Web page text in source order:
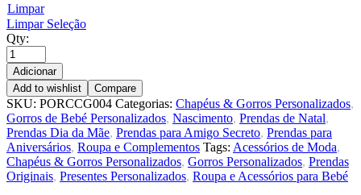
Limpar
Limpar Seleção
Qty:
Adicionar
Add to wishlist
Compare
SKU: PORCCG004 Categorias: Chapéus & Gorros Personalizados,
Gorros de Bebé Personalizados, Nascimento, Prendas de Natal,
Prendas Dia da Mãe, Prendas para Amigo Secreto, Prendas para
Aniversários, Roupa e Complementos Tags: Acessórios de Moda,
Chapéus & Gorros Personalizados, Gorros Personalizados, Prendas
Originais, Presentes Personalizados, Roupa e Acessórios para Bebé